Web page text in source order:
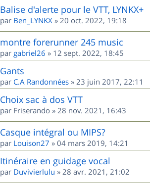
Balise d'alerte pour le VTT, LYNKX+
par Ben_LYNKX » 20 oct. 2022, 19:18
montre forerunner 245 music
par gabriel26 » 12 sept. 2022, 18:45
Gants
par C.A Randonnées » 23 juin 2017, 22:11
Choix sac à dos VTT
par Friserando » 28 nov. 2021, 16:43
Casque intégral ou MIPS?
par Louison27 » 04 mars 2019, 14:21
Itinéraire en guidage vocal
par Duvivierlulu » 28 avr. 2021, 21:02